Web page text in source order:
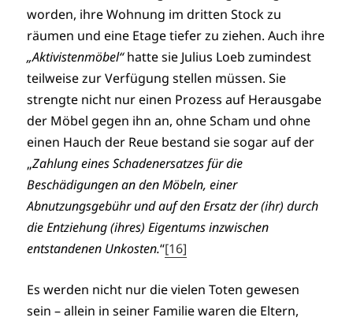
worden, ihre Wohnung im dritten Stock zu
räumen und eine Etage tiefer zu ziehen. Auch ihre
„Aktivistenmöbel“hatte sie Julius Loeb zumindest
teilweise zur Verfügung stellen müssen. Sie
strengte nicht nur einen Prozess auf Herausgabe
der Möbel gegen ihn an, ohne Scham und ohne
einen Hauch der Reue bestand sie sogar auf der
„Zahlung eines Schadenersatzes für die
Beschädigungen an den Möbeln, einer
Abnutzungsgebühr und auf den Ersatz der (ihr) durch
die Entziehung (ihres) Eigentums inzwischen
entstandenen Unkosten.“[16]
Es werden nicht nur die vielen Toten gewesen
sein – allein in seiner Familie waren die Eltern,